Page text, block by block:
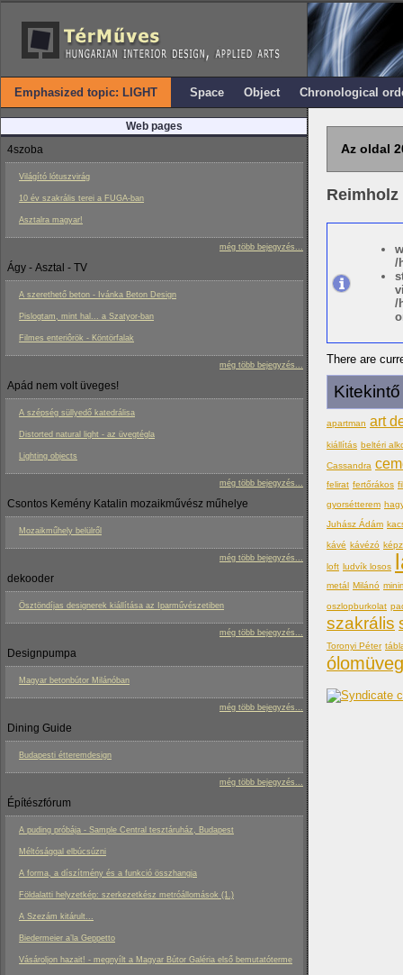
Emphasized topic: LIGHT Space Object Chronological
Web pages
4szoba
Világító lótuszvirág
10 év szakrális terei a FUGA-ban
Asztalra magyar!
még több bejegyzés...
Ágy - Asztal - TV
A szerethető beton - Ivánka Beton Design
Pislogtam, mint hal... a Szatyor-ban
Filmes enteriôrök - Köntörfalak
még több bejegyzés...
Apád nem volt üveges!
A szépség süllyedő katedrálisa
Distorted natural light - az üvegtégla
Lighting objects
még több bejegyzés...
Csontos Kemény Katalin mozaikművész műhelye
Mozaikműhely belülről
még több bejegyzés...
dekooder
Ösztöndíjas designerek kiállítása az Iparművészetiben
még több bejegyzés...
Designpumpa
Magyar betonbútor Milánóban
még több bejegyzés...
Dining Guide
Budapesti étteremdesign
még több bejegyzés...
Építészfórum
A puding próbája - Sample Central tesztáruház, Budapest
Méltósággal elbúcsúzni
A forma, a díszítmény és a funkció összhangja
Földalatti helyzetkép: szerkezetkész metróállomások (1.)
A Szezám kitárult...
Biedermeier a’la Geppetto
Vásároljon hazait! - megnyílt a Magyar Bútor Galéria első bemutatóterme
Az oldal
Reimholz
/
/
There are
apartman art
kiállítás beltéri
Cassandra
felirat fertőrákos
gyorsétterem
Juhász Ádám
kávé kávézó
loft ludvík losos
metál Milánó
oszlopburkolat
szakrális
Toronyi Péter
ólomüveg